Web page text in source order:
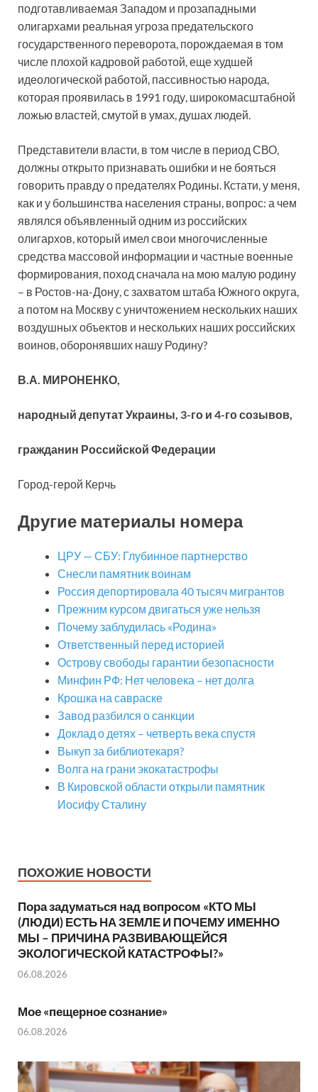
подготавливаемая Западом и прозападными
олигархами реальная угроза предательского
государственного переворота, порождаемая в том
числе плохой кадровой работой, еще худшей
идеологической работой, пассивностью народа,
которая проявилась в 1991 году, широкомасштабной
ложью властей, смутой в умах, душах людей.
Представители власти, в том числе в период СВО,
должны открыто признавать ошибки и не бояться
говорить правду о предателях Родины. Кстати, у меня,
как и у большинства населения страны, вопрос: а чем
являлся объявленный одним из российских
олигархов, который имел свои многочисленные
средства массовой информации и частные военные
формирования, поход сначала на мою малую родину
– в Ростов-на-Дону, с захватом штаба Южного округа,
а потом на Москву с уничтожением нескольких наших
воздушных объектов и нескольких наших российских
воинов, оборонявших нашу Родину?
В.А. МИРОНЕНКО,
народный депутат Украины, 3-го и 4-го созывов,
гражданин Российской Федерации
Город-герой Керчь
Другие материалы номера
ЦРУ — СБУ: Глубинное партнерство
Снесли памятник воинам
Россия депортировала 40 тысяч мигрантов
Прежним курсом двигаться уже нельзя
Почему заблудилась «Родина»
Ответственный перед историей
Острову свободы гарантии безопасности
Минфин РФ: Нет человека – нет долга
Крошка на савраске
Завод разбился о санкции
Доклад о детях – четверть века спустя
Выкуп за библиотекаря?
Волга на грани экокатастрофы
В Кировской области открыли памятник
Иосифу Сталину
ПОХОЖИЕ НОВОСТИ
Пора задуматься над вопросом «КТО МЫ
(ЛЮДИ) ЕСТЬ НА ЗЕМЛЕ И ПОЧЕМУ ИМЕННО
МЫ – ПРИЧИНА РАЗВИВАЮЩЕЙСЯ
ЭКОЛОГИЧЕСКОЙ КАТАСТРОФЫ?»
06.08.2026
Мое «пещерное сознание»
06.08.2026